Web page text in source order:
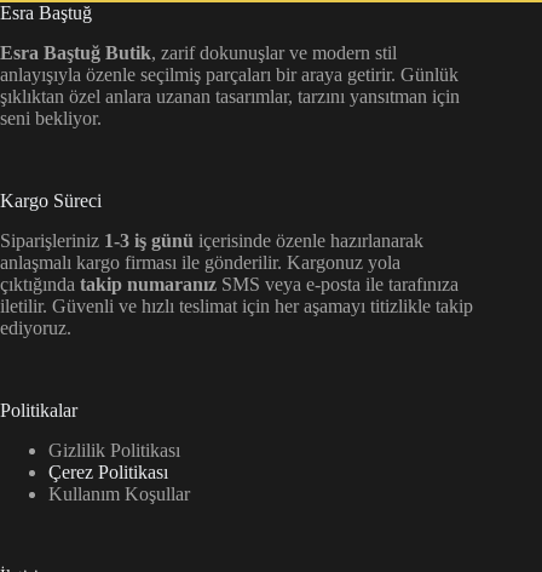
Esra Baştuğ
Esra Baştuğ Butik, zarif dokunuşlar ve modern stil
anlayışıyla özenle seçilmiş parçaları bir araya getirir. Günlük
şıklıktan özel anlara uzanan tasarımlar, tarzını yansıtman için
seni bekliyor.
Kargo Süreci
Siparişleriniz 1-3 iş günü içerisinde özenle hazırlanarak
anlaşmalı kargo firması ile gönderilir. Kargonuz yola
çıktığında takip numaranız SMS veya e-posta ile tarafınıza
iletilir. Güvenli ve hızlı teslimat için her aşamayı titizlikle takip
ediyoruz.
Politikalar
Gizlilik Politikası
Çerez Politikası
Kullanım Koşullar